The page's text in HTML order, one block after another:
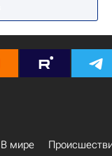
Всемирное антидопинговое агентство (WADA)
В мире